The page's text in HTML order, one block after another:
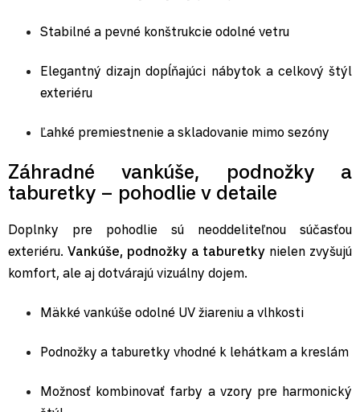
Stabilné a pevné konštrukcie odolné vetru
Elegantný dizajn dopĺňajúci nábytok a celkový štýl
exteriéru
Ľahké premiestnenie a skladovanie mimo sezóny
Záhradné vankúše, podnožky a
taburetky – pohodlie v detaile
Doplnky pre pohodlie sú neoddeliteľnou súčasťou
exteriéru. Vankúše, podnožky a taburetky nielen zvyšujú
komfort, ale aj dotvárajú vizuálny dojem.
Mäkké vankúše odolné UV žiareniu a vlhkosti
Podnožky a taburetky vhodné k lehátkam a kreslám
Možnosť kombinovať farby a vzory pre harmonický